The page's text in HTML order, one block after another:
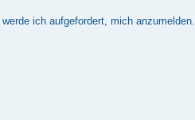
ich aufgefordert, mich anzumelden.